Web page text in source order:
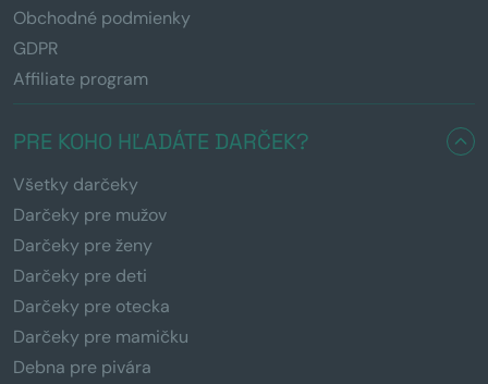
Obchodné podmienky
GDPR
Affiliate program
PRE KOHO HĽADÁTE DARČEK?
Všetky darčeky
Darčeky pre mužov
Darčeky pre ženy
Darčeky pre deti
Darčeky pre otecka
Darčeky pre mamičku
Debna pre pivára